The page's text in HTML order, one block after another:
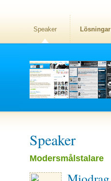
Speaker Lösningar
Speaker
Modersmålstalare